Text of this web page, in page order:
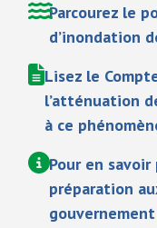
Parcourez le
d’inondation
Lisez le
l’atténuation
à ce
Pour en
préparation